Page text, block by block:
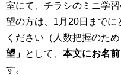
室にて、チラシのミニ学
望の方は、1月20日までに
ください（人数把握のため
望」 として、 本文にお名
す。